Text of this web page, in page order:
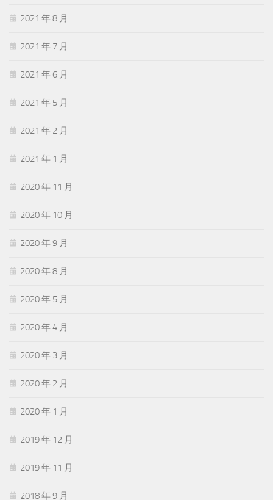
2021 年 8 月
2021 年 7 月
2021 年 6 月
2021 年 5 月
2021 年 2 月
2021 年 1 月
2020 年 11 月
2020 年 10 月
2020 年 9 月
2020 年 8 月
2020 年 5 月
2020 年 4 月
2020 年 3 月
2020 年 2 月
2020 年 1 月
2019 年 12 月
2019 年 11 月
2018 年 9 月